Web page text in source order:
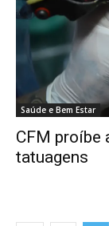
Saúde e Bem Estar
CFM proíbe
tatuagens